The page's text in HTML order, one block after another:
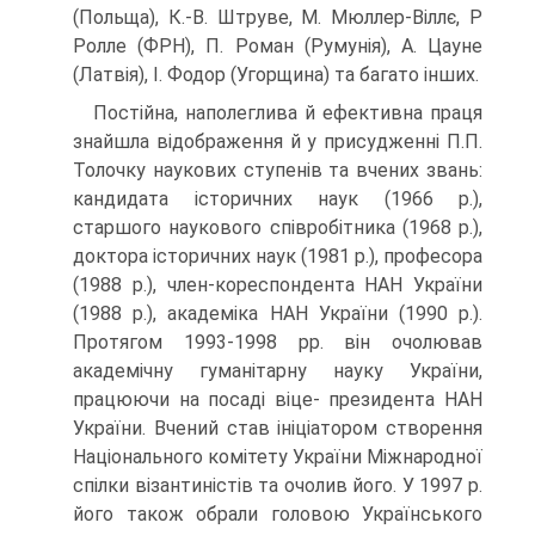
(Польща), К.-В. Штруве, М. Мюллер-Віллє, Р
Ролле (ФРН), П. Роман (Румунія), А. Цауне
(Латвія), І. Фодор (Угорщина) та багато інших.
Постійна, наполеглива й ефективна праця
знайшла відображення й у присудженні П.П.
Толочку наукових ступенів та вчених звань:
кандидата історичних наук (1966 р.),
старшого наукового співробітника (1968 р.),
доктора історичних наук (1981 р.), професора
(1988 р.), член-кореспондента НАН України
(1988 р.), академіка НАН України (1990 р.).
Протягом 1993-1998 рр. він очолював
академічну гуманітарну науку України,
працюючи на посаді віце- президента НАН
України. Вчений став ініціатором створення
Національного комітету України Міжнародної
спілки візантиністів та очолив його. У 1997 р.
його також обрали головою Українського